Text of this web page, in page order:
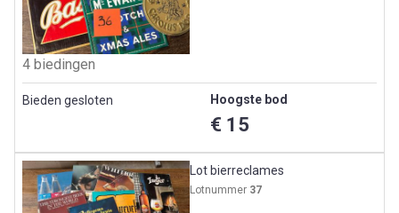
4 biedingen
Bieden gesloten Hoogste bod
€ 15
Lot bierreclames
Lotnummer 37